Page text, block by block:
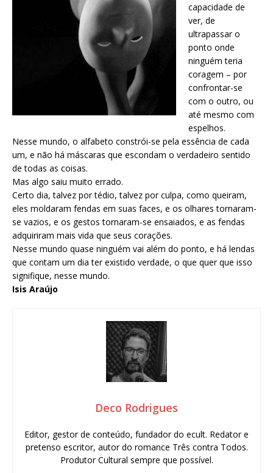
capacidade de
ver, de
ultrapassar o
ponto onde
ninguém teria
coragem – por
confrontar-se
com o outro, ou
até mesmo com
espelhos.
Nesse mundo, o alfabeto constrói-se pela essência de cada
um, e não há máscaras que escondam o verdadeiro sentido
de todas as coisas.
Mas algo saiu muito errado.
Certo dia, talvez por tédio, talvez por culpa, como queiram,
eles moldaram fendas em suas faces, e os olhares tornaram-
se vazios, e os gestos tornaram-se ensaiados, e as fendas
adquiriram mais vida que seus corações.
Nesse mundo quase ninguém vai além do ponto, e há lendas
que contam um dia ter existido verdade, o que quer que isso
signifique, nesse mundo.
Isis Araújo
Deco Rodrigues
Editor, gestor de conteúdo, fundador do ecult. Redator e
pretenso escritor, autor do romance Três contra Todos.
Produtor Cultural sempre que possível.